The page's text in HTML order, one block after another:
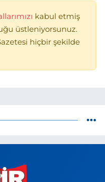
kabul etmiş
üstleniyorsunuz.
hiçbir şekilde